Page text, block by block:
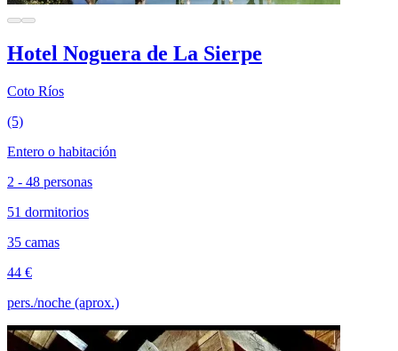
Hotel Noguera de La Sierpe
Coto Ríos
(5)
Entero o habitación
2 - 48 personas
51 dormitorios
35 camas
44 €
pers./noche (aprox.)